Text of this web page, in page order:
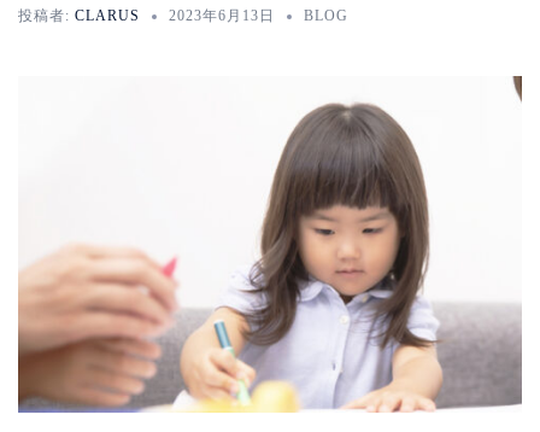
投稿者: CLARUS 2023年6月13日 BLOG